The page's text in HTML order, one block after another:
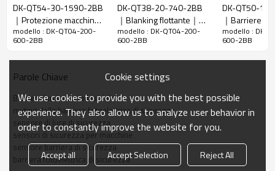
Altezza di
protezione
600 mm
La dimensione
51mm*35mm*L, L è la lunghezza dell'emettitore e
Distanza di
30-6000 mm; 30-45000 mm
Tempo di
risposta
≤15ms
Dati meccanici
Materiale
DK-QT54-30-1590-2BB
｜Protezione macchine
con barriere
fotoelettriche｜DADISICK
modello : DK-QT04-200-
600-2BB
DK-QT38-20-740-2BB
｜Blanking flottante｜
DADISICK
modello : DK-QT04-200-
600-2BB
DK-QT50-
｜Barriere
di sicurezza
piegatrici｜
modello : DK-
600-2BB
Parole Chiave
Barriera luminosa industriale
muting della barriera fotoelettrica di sicurezza
sensore di luce di sicurezza
sensori di sicurezza per macchine
sensore barriera di sicurezza
barriera fotoelettrica di sicurezza
Cookie settings
We use cookies to provide you with the best possible
experience. They also allow us to analyze user behavior in
order to constantly improve the website for you.
Accept all Accept Selection Reject All